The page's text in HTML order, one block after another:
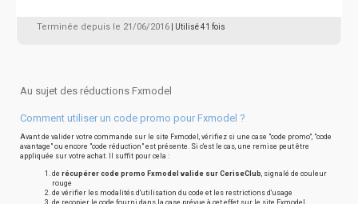
Terminée depuis le 21/06/2016 | Utilisé 41 fois
Au sujet des réductions Fxmodel
Comment utiliser un code promo pour Fxmodel ?
Avant de valider votre commande sur le site Fxmodel, vérifiez si une case "code promo", "code
avantage" ou encore "code réduction" est présente. Si c'est le cas, une remise peut être
appliquée sur votre achat. Il suffit pour cela :
de récupérer code promo Fxmodel valide sur CeriseClub, signalé de couleur
rouge
de vérifier les modalités d'utilisation du code et les restrictions d'usage
de recopier le code fourni dans la case prévue à cet effet sur le site Fxmodel